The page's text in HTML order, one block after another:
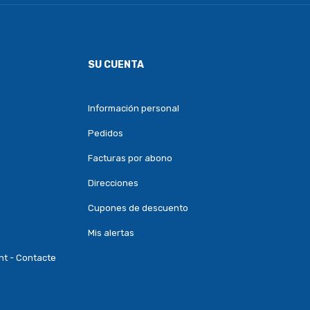
- Contacte
SU CUENTA
Información personal
Pedidos
Facturas por abono
Direcciones
Cupones de descuento
Mis alertas